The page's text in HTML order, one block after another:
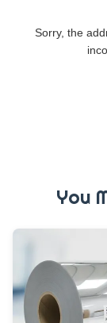
Sorry, the
You